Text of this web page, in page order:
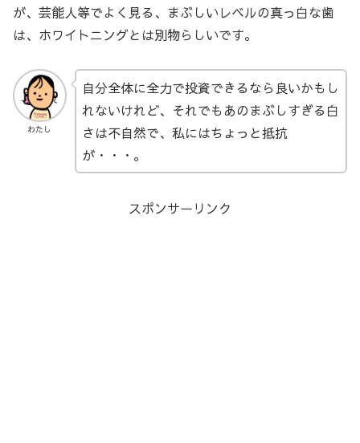
が、芸能人等でよく見る、まぶしいレベルの真っ白な歯
は、ホワイトニングとは別物らしいです。
わたし
自分全体に全力で投資できるなら良いかもし
れないけれど、それでもあのまぶしすぎる白
さは不自然で、私にはちょっと抵抗
が・・・。
スポンサーリンク